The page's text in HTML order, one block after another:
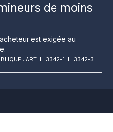
de moins
est exigée au
: ART. L. 3342-1. L. 3342-3